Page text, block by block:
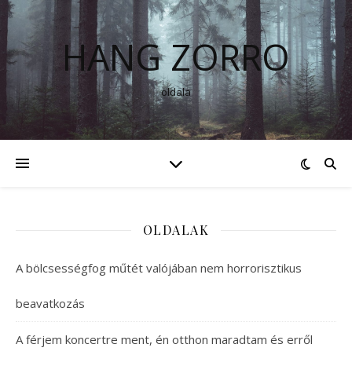
HANG ZORRO
oldala
OLDALAK
A bölcsességfog műtét valójában nem horrorisztikus
beavatkozás
A férjem koncertre ment, én otthon maradtam és erről